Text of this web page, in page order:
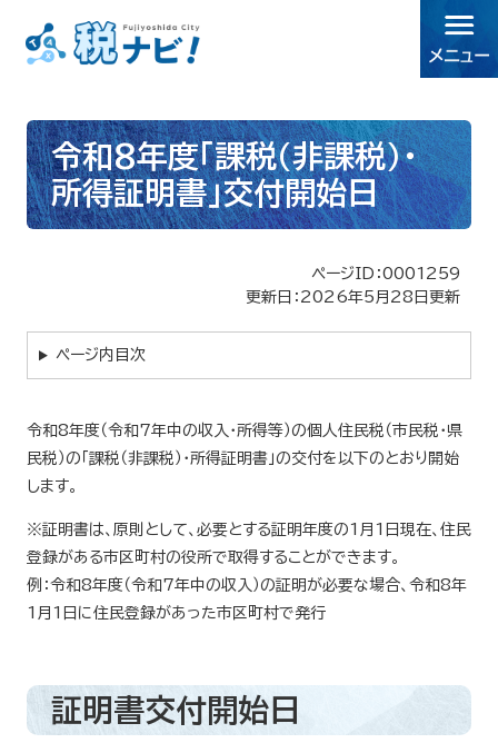
令和8年度「課税(非課税)・
所得証明書」交付開始日
ページID：0001259
更新日：2026年5月28日更新
ページ内目次
令和8年度（令和7年中の収入・所得等）の個人住民税（市民税・県
民税）の「課税（非課税）・所得証明書」の交付を以下のとおり開始
します。
※証明書は、原則として、必要とする証明年度の1月1日現在、住民
登録がある市区町村の役所で取得することができます。
例：令和8年度（令和7年中の収入）の証明が必要な場合、令和8年
1月1日に住民登録があった市区町村で発行
証明書交付開始日